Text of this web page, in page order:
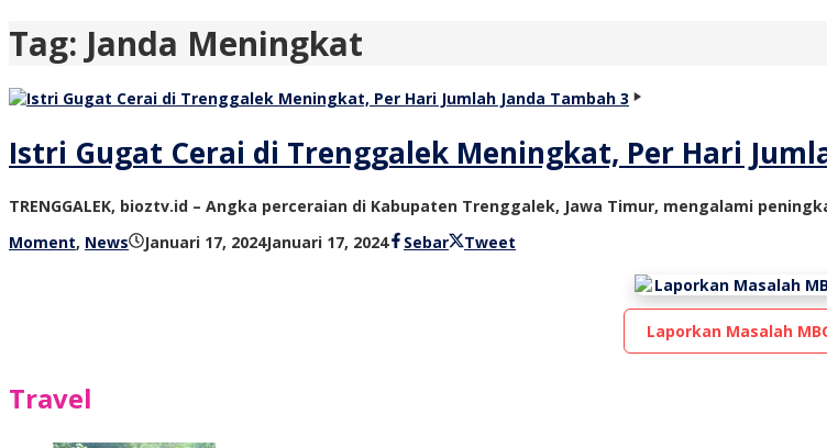
Tag: Janda Meningkat
Istri Gugat Cerai di Trenggalek Meningkat, Per Hari
TRENGGALEK, bioztv.id – Angka perceraian di Kabupaten Trenggalek, Jawa Timur, mengalami
Moment, News Januari 17, 2024Januari 17, 2024olehSebar Tweet
Laporkan Masalah
Travel